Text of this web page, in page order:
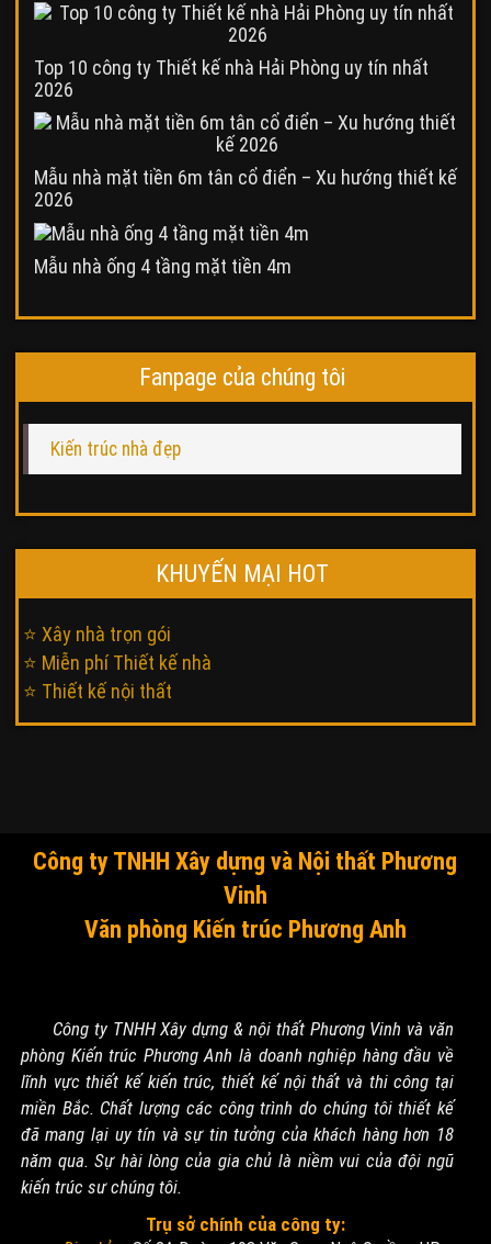
Top 10 công ty Thiết kế nhà Hải Phòng uy tín nhất
2026
Mẫu nhà mặt tiền 6m tân cổ điển – Xu hướng thiết kế
2026
Mẫu nhà ống 4 tầng mặt tiền 4m
Fanpage của chúng tôi
Kiến trúc nhà đẹp
KHUYẾN MẠI HOT
⭐ Xây nhà trọn gói
⭐ Miễn phí Thiết kế nhà
⭐ Thiết kế nội thất
Công ty TNHH Xây dựng và Nội thất Phương
Vinh
Văn phòng Kiến trúc Phương Anh
Công ty TNHH Xây dựng & nội thất Phương Vinh và văn
phòng Kiến trúc Phương Anh là doanh nghiệp hàng đầu về
lĩnh vực thiết kế kiến trúc, thiết kế nội thất và thi công tại
miền Bắc. Chất lượng các công trình do chúng tôi thiết kế
đã mang lại uy tín và sự tin tưởng của khách hàng hơn 18
năm qua. Sự hài lòng của gia chủ là niềm vui của đội ngũ
kiến trúc sư chúng tôi.
Trụ sở chính của công ty: